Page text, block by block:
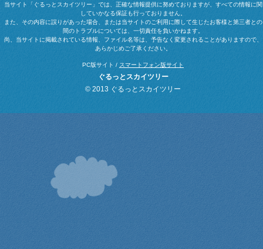
当サイト「ぐるっとスカイツリー」では、正確な情報提供に努めておりますが、すべての情報に関
していかなる保証も行っておりません。
また、その内容に誤りがあった場合、または当サイトのご利用に際して生じたお客様と第三者との
間のトラブルについては、一切責任を負いかねます。
尚、当サイトに掲載されている情報、ファイル名等は、予告なく変更されることがありますので、
あらかじめご了承ください。
PC版サイト / スマートフォン版サイト
ぐるっとスカイツリー
© 2013 ぐるっとスカイツリー